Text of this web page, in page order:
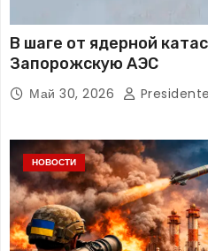
В шаге от ядерной
Запорожскую АЭС
Май 30, 2026
НОВОСТИ